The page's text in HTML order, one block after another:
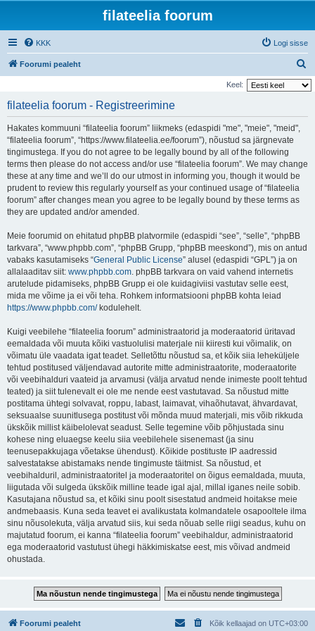
filateelia foorum
KKK Logi sisse
Foorumi pealeht
t
Keel:
filateelia foorum - Registreerimine
Hakates kommuuni “filateelia foorum” liikmeks (edaspidi "me", "meie", "meid",
“filateelia foorum”, “https://www.filateelia.ee/foorum”), nõustud sa järgnevate
tingimustega. If you do not agree to be legally bound by all of the following
terms then please do not access and/or use “filateelia foorum”. We may change
these at any time and we’ll do our utmost in informing you, though it would be
prudent to review this regularly yourself as your continued usage of “filateelia
foorum” after changes mean you agree to be legally bound by these terms as
they are updated and/or amended.
Meie foorumid on ehitatud phpBB platvormile (edaspidi “see”, “selle”, “phpBB
tarkvara”, “www.phpbb.com”, “phpBB Grupp, “phpBB meeskond”), mis on antud
vabaks kasutamiseks “General Public License” alusel (edaspidi “GPL”) ja on
allalaaditav siit: www.phpbb.com. phpBB tarkvara on vaid vahend internetis
arutelude pidamiseks, phpBB Grupp ei ole kuidagiviisi vastutav selle eest,
mida me võime ja ei või teha. Rohkem informatsiooni phpBB kohta leiad
https://www.phpbb.com/kodulehelt.
Kuigi veebilehe “filateelia foorum” administraatorid ja moderaatorid üritavad
eemaldada või muuta kõiki vastuolulisi materjale nii kiiresti kui võimalik, on
võimatu üle vaadata igat teadet. Selletõttu nõustud sa, et kõik siia leheküljele
tehtud postitused väljendavad autorite mitte administraatorite, moderaatorite
või veebihalduri vaateid ja arvamusi (välja arvatud nende inimeste poolt tehtud
teated) ja siit tulenevalt ei ole me nende eest vastutavad. Sa nõustud mitte
postitama ühtegi solvavat, roppu, labast, laimavat, vihaõhutavat, ähvardavat,
seksuaalse suunitlusega postitust või mõnda muud materjali, mis võib rikkuda
ükskõik millist käibelolevat seadust. Selle tegemine võib põhjustada sinu
kohese ning eluaegse keelu siia veebilehele sisenemast (ja sinu
teenusepakkujaga võetakse ühendust). Kõikide postituste IP aadressid
salvestatakse abistamaks nende tingimuste täitmist. Sa nõustud, et
veebihalduril, administraatoritel ja moderaatoritel on õigus eemaldada, muuta,
liigutada või sulgeda ükskõik milline teade igal ajal, millal iganes neile sobib.
Kasutajana nõustud sa, et kõiki sinu poolt sisestatud andmeid hoitakse meie
andmebaasis. Kuna seda teavet ei avalikustata kolmandatele osapooltele ilma
sinu nõusolekuta, välja arvatud siis, kui seda nõuab selle riigi seadus, kuhu on
majutatud foorum, ei kanna “filateelia foorum” veebihaldur, administraatorid
ega moderaatorid vastutust ühegi häkkimiskatse eest, mis võivad andmeid
ohustada.
Foorumi pealeht Kõik kellaajad on UTC+03:00